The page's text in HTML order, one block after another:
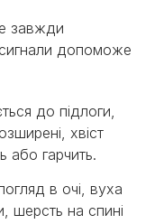
завжди
допоможе
до підлоги,
хвіст
або гарчить.
в очі, вуха
шерсть на спині